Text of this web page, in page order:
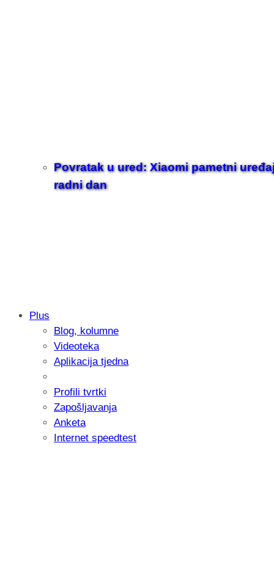
Povratak u ured: Xiaomi pametni
radni dan
Samsung otkrio kako je nastajala
donijelo tanje i izdržljivije preklopne
Plus
Blog, kolumne
Videoteka
Aplikacija tjedna
Profili tvrtki
Zapošljavanja
Anketa
Internet speedtest